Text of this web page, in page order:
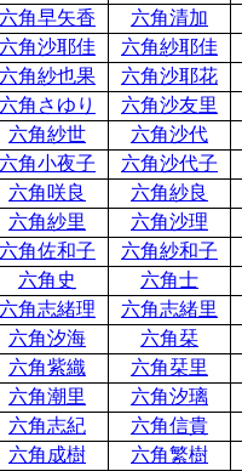
六角早矢香
六角清加
六角沙耶佳
六角紗耶佳
六角紗也果
六角沙耶花
六角さゆり
六角沙友里
六角紗世
六角沙代
六角小夜子
六角沙代子
六角咲良
六角紗良
六角紗里
六角沙理
六角佐和子
六角紗和子
六角史
六角士
六角志緒理
六角志緒里
六角汐海
六角栞
六角紫織
六角栞里
六角潮里
六角汐璃
六角志紀
六角信貴
六角成樹
六角繁樹